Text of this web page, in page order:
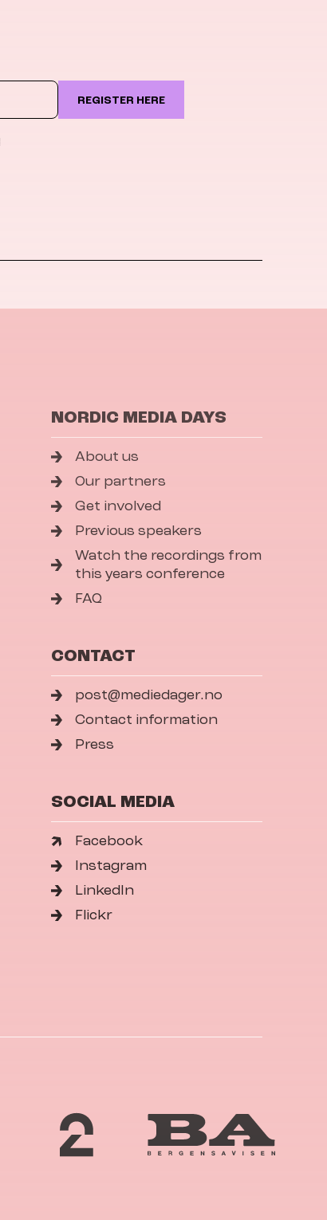
REGISTER HERE
NORDIC MEDIA DAYS
About us
Our partners
Get involved
Previous speakers
Watch the recordings from
this years conference
FAQ
CONTACT
post@mediedager.no
Contact information
Press
SOCIAL MEDIA
Facebook
Instagram
LinkedIn
Flickr